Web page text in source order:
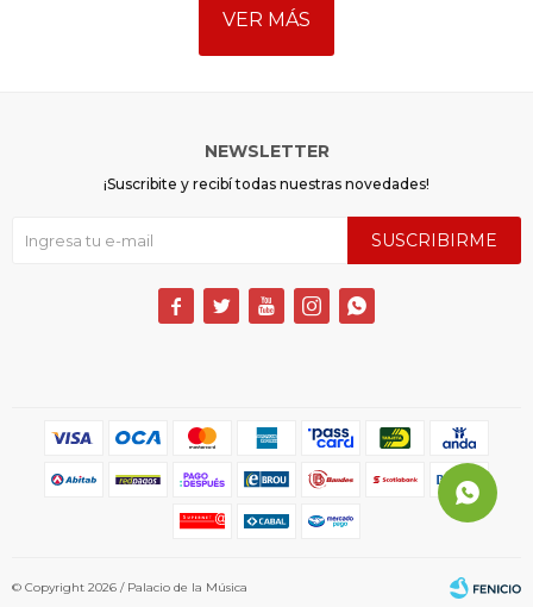
VER MÁS
NEWSLETTER
¡Suscribite y recibí todas nuestras novedades!
SUSCRIBIRME
    
© Copyright 2026 / Palacio de la Música